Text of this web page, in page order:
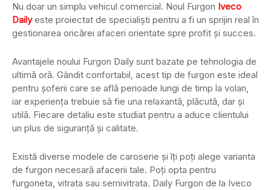
Nu doar un simplu vehicul comercial. Noul Furgon Iveco
Dailyeste proiectat de specialiști pentru a fi un sprijin real în
gestionarea oricărei afaceri orientate spre profit și succes.
Avantajele noului Furgon Daily sunt bazate pe tehnologia de
ultimă oră. Gândit confortabil, acest tip de furgon este ideal
pentru șoferii care se află perioade lungi de timp la volan,
iar experiența trebuie să fie una relaxantă, plăcută, dar și
utilă. Fiecare detaliu este studiat pentru a aduce clientului
un plus de siguranță și calitate.
Există diverse modele de caroserie și îți poți alege varianta
de furgon necesară afacerii tale. Poți opta pentru
furgoneta, vitrata sau semivitrata. Daily Furgon de la Iveco